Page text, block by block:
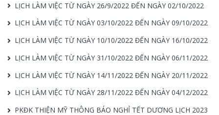
LỊCH LÀM VIỆC TỪ NGÀY 26/9/2022 ĐẾN NGÀY 02/10/2022
LỊCH LÀM VIỆC TỪ NGÀY 03/10/2022 ĐẾN NGÀY 09/10/2022
LỊCH LÀM VIỆC TỪ NGÀY 10/10/2022 ĐẾN NGÀY 16/10/2022
LỊCH LÀM VIỆC TỪ NGÀY 31/10/2022 ĐẾN NGÀY 06/11/2022
LỊCH LÀM VIỆC TỪ NGÀY 14/11/2022 ĐẾN NGÀY 20/11/2022
LỊCH LÀM VIỆC TỪ NGÀY 28/11/2022 ĐẾN NGÀY 04/12/2022
PKĐK THIỆN MỸ THÔNG BÁO NGHỈ TẾT DƯƠNG LỊCH 2023